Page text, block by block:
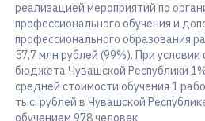
реализацией мероприятий по
профессионального обучения и
профессионального образования
57,7 млн рублей (99%). При
бюджета Чувашской Республики
средней стоимости обучения 1
тыс. рублей в Чувашской
обучением 978 человек.